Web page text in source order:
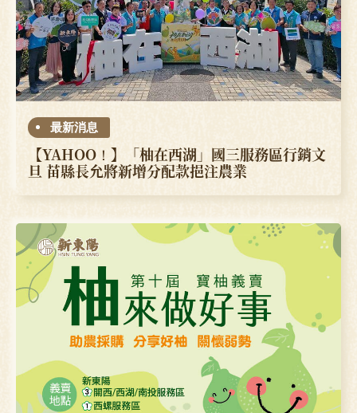
最新消息
【YAHOO！】「柚在西湖」國三服務區行銷文
旦 苗縣長允將新增分配款挹注農業